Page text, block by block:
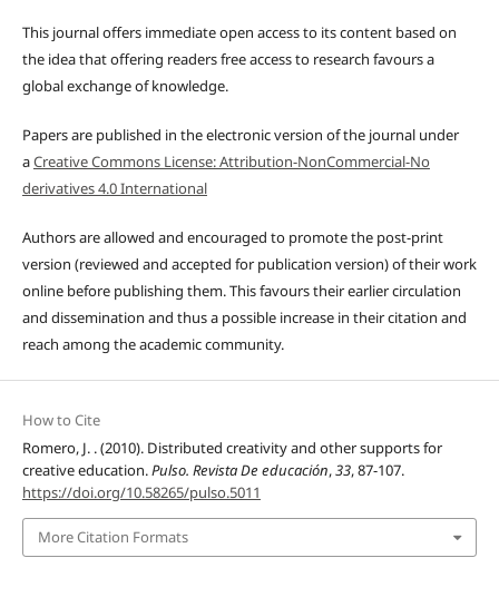
This journal offers immediate open access to its content based on
the idea that offering readers free access to research favours a
global exchange of knowledge.
Papers are published in the electronic version of the journal under
aCreative Commons License: Attribution-NonCommercial-No
derivatives 4.0 International
Authors are allowed and encouraged to promote the post-print
version (reviewed and accepted for publication version) of their work
online before publishing them. This favours their earlier circulation
and dissemination and thus a possible increase in their citation and
reach among the academic community.
How to Cite
Romero, J. . (2010). Distributed creativity and other supports for
creative education.Pulso. Revista De educación,33, 87-107.
https://doi.org/10.58265/pulso.5011
More Citation Formats